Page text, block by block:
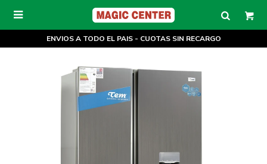

ENVIOS A TODO EL PAIS - CUOTAS SIN RECARGO